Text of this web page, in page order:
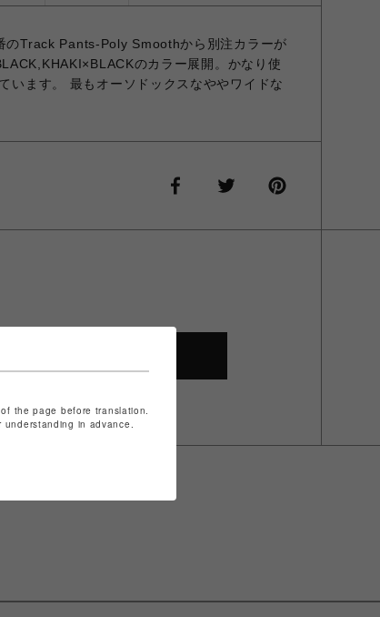
のTrack Pants-Poly Smoothから別注カラーが
のカラー展開。かなり使
います。 最もオーソドックスなややワイドな
the page before translation.
in advance.